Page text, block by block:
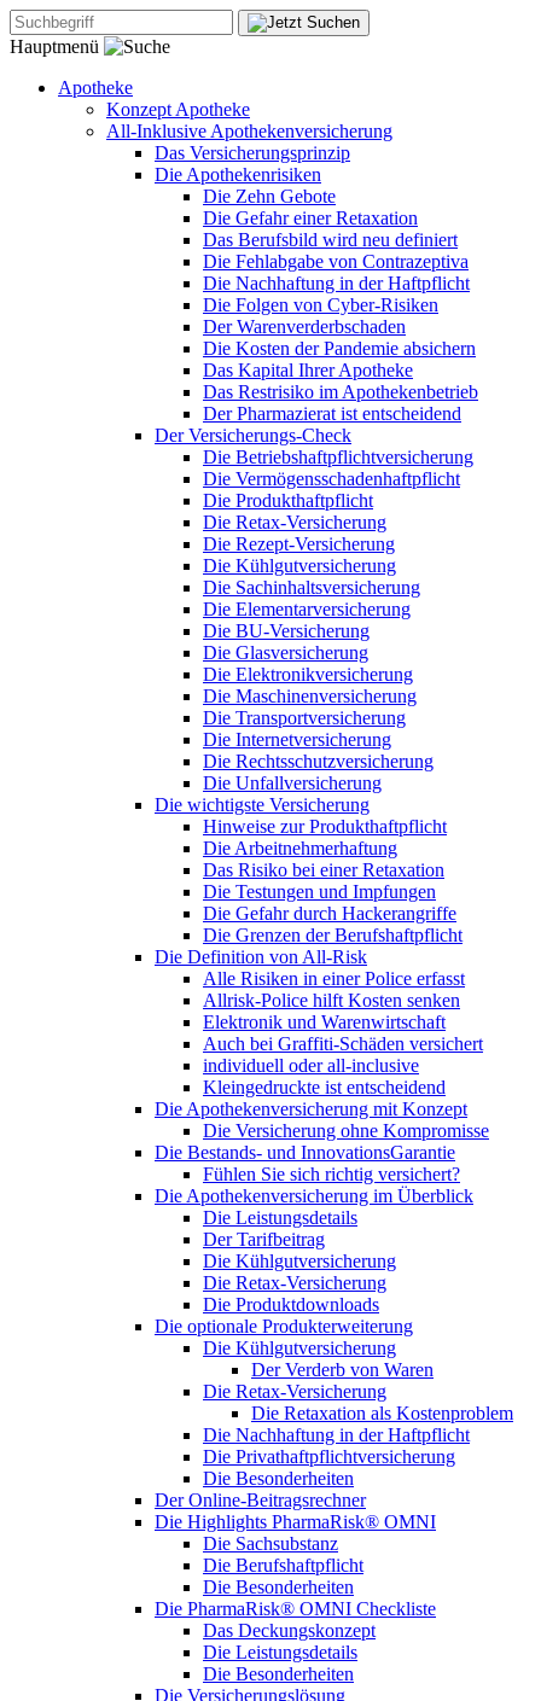
Hauptmenü
Apotheke
Konzept Apotheke
All-Inklusive Apothekenversicherung
Das Versicherungsprinzip
Die Apothekenrisiken
Die Zehn Gebote
Die Gefahr einer Retaxation
Das Berufsbild wird neu definiert
Die Fehlabgabe von Contrazeptiva
Die Nachhaftung in der Haftpflicht
Die Folgen von Cyber-Risiken
Der Warenverderbschaden
Die Kosten der Pandemie absichern
Das Kapital Ihrer Apotheke
Das Restrisiko im Apothekenbetrieb
Der Pharmazierat ist entscheidend
Der Versicherungs-Check
Die Betriebshaftpflichtversicherung
Die Vermögensschadenhaftpflicht
Die Produkthaftpflicht
Die Retax-Versicherung
Die Rezept-Versicherung
Die Kühlgutversicherung
Die Sachinhaltsversicherung
Die Elementarversicherung
Die BU-Versicherung
Die Glasversicherung
Die Elektronikversicherung
Die Maschinenversicherung
Die Transportversicherung
Die Internetversicherung
Die Rechtsschutzversicherung
Die Unfallversicherung
Die wichtigste Versicherung
Hinweise zur Produkthaftpflicht
Die Arbeitnehmerhaftung
Das Risiko bei einer Retaxation
Die Testungen und Impfungen
Die Gefahr durch Hackerangriffe
Die Grenzen der Berufshaftpflicht
Die Definition von All-Risk
Alle Risiken in einer Police erfasst
Allrisk-Police hilft Kosten senken
Elektronik und Warenwirtschaft
Auch bei Graffiti-Schäden versichert
individuell oder all-inclusive
Kleingedruckte ist entscheidend
Die Apothekenversicherung mit Konzept
Die Versicherung ohne Kompromisse
Die Bestands- und InnovationsGarantie
Fühlen Sie sich richtig versichert?
Die Apothekenversicherung im Überblick
Die Leistungsdetails
Der Tarifbeitrag
Die Kühlgutversicherung
Die Retax-Versicherung
Die Produktdownloads
Die optionale Produkterweiterung
Die Kühlgutversicherung
Der Verderb von Waren
Die Retax-Versicherung
Die Retaxation als Kostenproblem
Die Nachhaftung in der Haftpflicht
Die Privathaftpflichtversicherung
Die Besonderheiten
Der Online-Beitragsrechner
Die Highlights PharmaRisk® OMNI
Die Sachsubstanz
Die Berufshaftpflicht
Die Besonderheiten
Die PharmaRisk® OMNI Checkliste
Das Deckungskonzept
Die Leistungsdetails
Die Besonderheiten
Die Versicherungslösung